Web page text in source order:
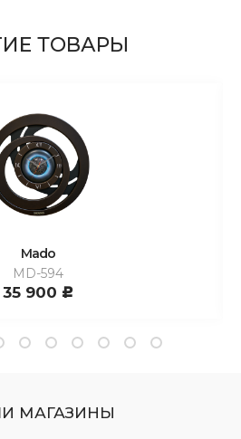
ТОВАРЫ
Mado
MD-594
35 900 c
МАГАЗИНЫ